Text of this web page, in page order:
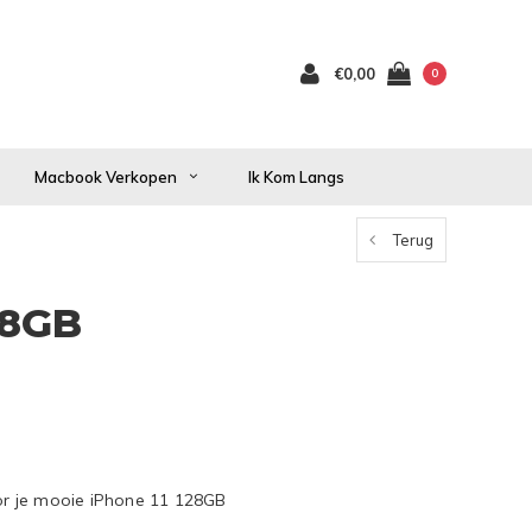
€0,00 0
Macbook Verkopen Ik Kom Langs
Terug
je mooie iPhone 11 128GB